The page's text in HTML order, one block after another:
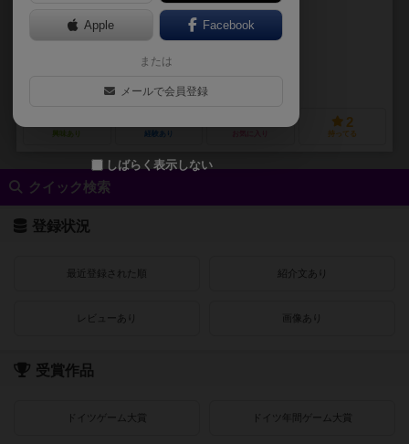
作品説明文の編集者を募集中
ルドヴィック・モーブロン（Ludovic Maublanc）
興味あり 経験あり
2
持ってる
クイック検索
登録状況
最近登録された順 紹介文あり
レビューあり 画像あり
受賞作品
ドイツゲーム大賞 ドイツ年間ゲーム大賞
Apple Facebook
または
メールで会員登録
しばらく表示しない